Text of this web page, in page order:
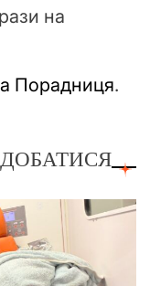
на
Порадниця.